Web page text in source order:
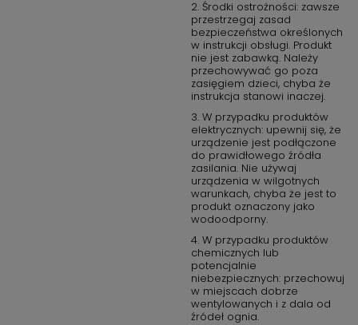
2. Środki ostrożności: zawsze
przestrzegaj zasad
bezpieczeństwa określonych
w instrukcji obsługi. Produkt
nie jest zabawką. Należy
przechowywać go poza
zasięgiem dzieci, chyba że
instrukcja stanowi inaczej.
3. W przypadku produktów
elektrycznych: upewnij się, że
urządzenie jest podłączone
do prawidłowego źródła
zasilania. Nie używaj
urządzenia w wilgotnych
warunkach, chyba że jest to
produkt oznaczony jako
wodoodporny.
4. W przypadku produktów
chemicznych lub
potencjalnie
niebezpiecznych: przechowuj
w miejscach dobrze
wentylowanych i z dala od
źródeł ognia.